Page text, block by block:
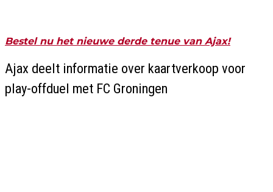
Bestel nu het nieuwe derde tenue van Ajax!
Ajax deelt informatie over kaartverkoop voor
play-offduel met FC Groningen